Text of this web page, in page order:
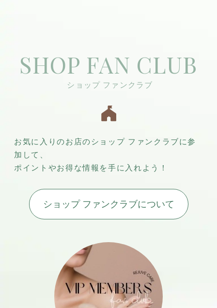
SHOP FAN CLUB
お気に入りのお店のショップ ファンクラブに参
加して、
ポイントやお得な情報を手に入れよう！
ショップ ファンクラブについて